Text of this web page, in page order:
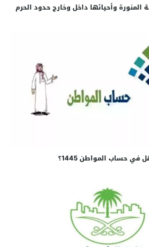
المنورة وأحيائها داخل وخارج حدود الحرم
حساب المواطن 1445؟